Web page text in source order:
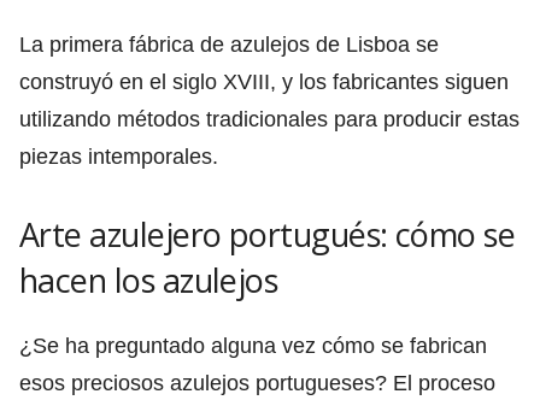
La primera fábrica de azulejos de Lisboa se
construyó en el siglo XVIII, y los fabricantes siguen
utilizando métodos tradicionales para producir estas
piezas intemporales.
Arte azulejero portugués: cómo se
hacen los azulejos
¿Se ha preguntado alguna vez cómo se fabrican
esos preciosos azulejos portugueses? El proceso